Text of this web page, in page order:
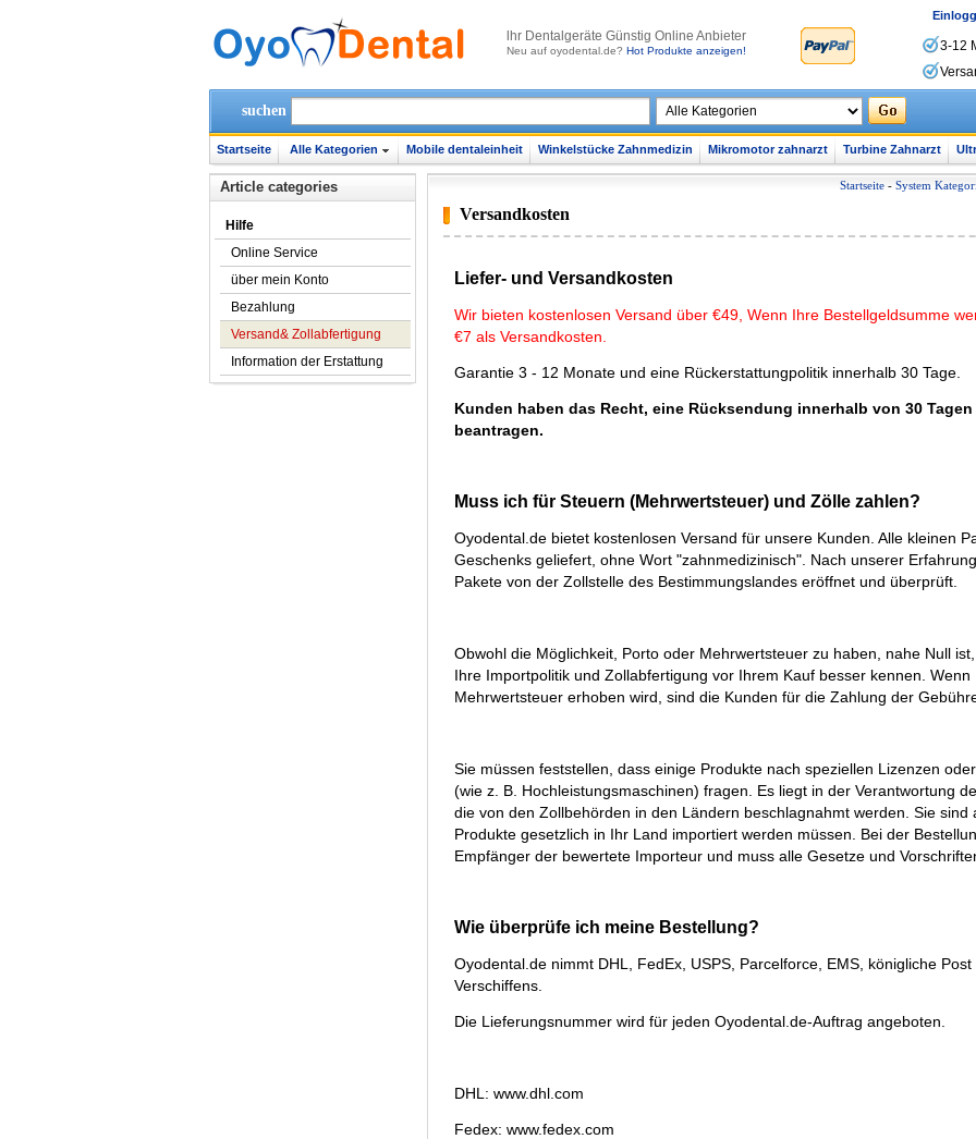
lhr Dentalgeräte Günstig Online Anbieter
Neu auf oyodental.de? Hot Produkte anzeigen!
3-12
suchen
Startseite Alle Kategorien Mobile dentaleinheit Winkelstücke Zahnmedizin Mikromotor zahnarzt Turbine Zahnarzt
Article categories
Hilfe
Online Service
über mein Konto
Bezahlung
Versand& Zollabfertigung
Information der Erstattung
Startseite - System
Versandkosten
Liefer- und Versandkosten
Wir bieten kostenlosen Versand über €49, Wenn Ihre Bestellgeldsumme
€7 als Versandkosten.
Garantie 3 - 12 Monate und eine Rückerstattungpolitik innerhalb 30 Tage.
Kunden haben das Recht, eine Rücksendung innerhalb von 30 Tagen
beantragen.
Muss ich für Steuern (Mehrwertsteuer) und Zölle zahlen?
Oyodental.de bietet kostenlosen Versand für unsere Kunden. Alle kleinen
Geschenks geliefert, ohne Wort "zahnmedizinisch". Nach unserer
Pakete von der Zollstelle des Bestimmungslandes eröffnet und überprüft.
Obwohl die Möglichkeit, Porto oder Mehrwertsteuer zu haben, nahe Null
Ihre Importpolitik und Zollabfertigung vor Ihrem Kauf besser kennen.
Mehrwertsteuer erhoben wird, sind die Kunden für die Zahlung der
Sie müssen feststellen, dass einige Produkte nach speziellen Lizenzen
(wie z. B. Hochleistungsmaschinen) fragen. Es liegt in der Verantwortung
die von den Zollbehörden in den Ländern beschlagnahmt werden. Sie
Produkte gesetzlich in Ihr Land importiert werden müssen. Bei der
Empfänger der bewertete Importeur und muss alle Gesetze und
Wie überprüfe ich meine Bestellung?
Oyodental.de nimmt DHL, FedEx, USPS, Parcelforce, EMS, königliche
Verschiffens.
Die Lieferungsnummer wird für jeden Oyodental.de-Auftrag angeboten.
DHL: www.dhl.com
Fedex: www.fedex.com